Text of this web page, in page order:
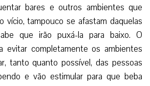
bares e outros ambientes que
vício, tampouco se afastam daquelas
que irão puxá-la para baixo. O
evitar completamente os ambientes
tanto quanto possível, das pessoas
e vão estimular para que beba